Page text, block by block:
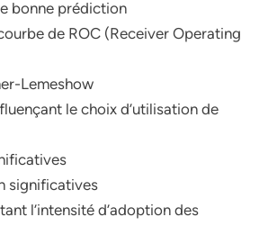
bonne prédiction
de ROC (Receiver Operating
Lemeshow
le choix d’utilisation de
significatives
l’intensité d’adoption des